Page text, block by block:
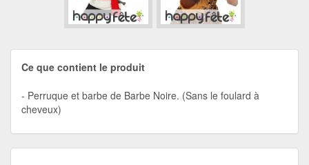
Ce que contient le produit
Perruque et barbe de Barbe Noire. (Sans le foulard à
cheveux)